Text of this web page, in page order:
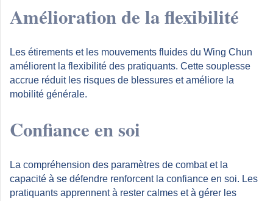
Amélioration de la flexibilité
Les étirements et les mouvements fluides du Wing Chun
améliorent la flexibilité des pratiquants. Cette souplesse
accrue réduit les risques de blessures et améliore la
mobilité générale.
Confiance en soi
La compréhension des paramètres de combat et la
capacité à se défendre renforcent la confiance en soi. Les
pratiquants apprennent à rester calmes et à gérer les